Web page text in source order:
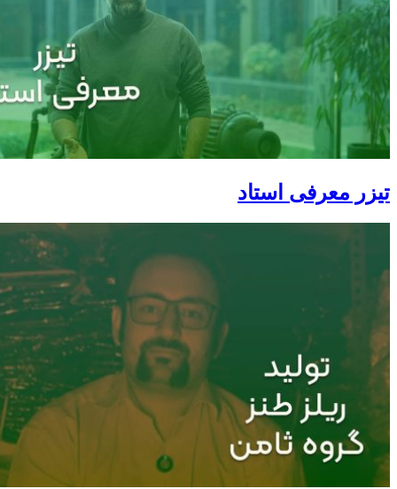
تیزر معرفی استاد